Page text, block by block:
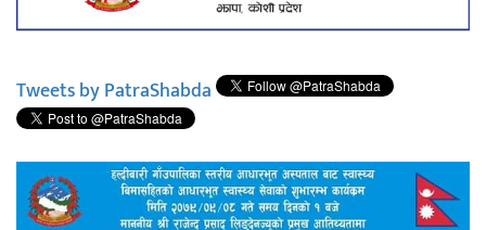
Tweets by PatraShabda